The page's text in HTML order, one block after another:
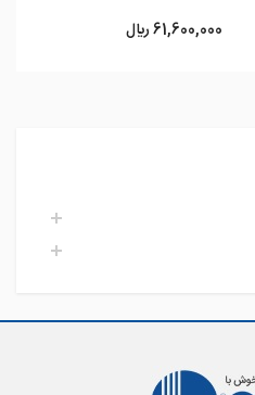
61,600,000 ريال